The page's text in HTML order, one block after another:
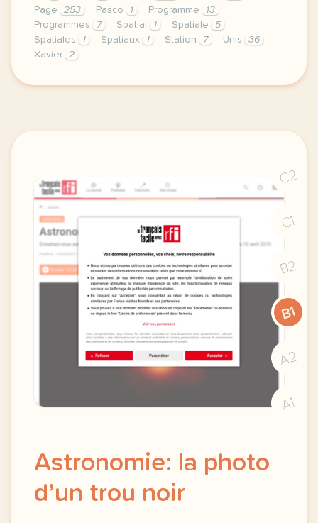
Page 253 Pasco 1 Programme
13
Programmes
7 Spatial 1 Spatiale
5
Spatiales
1 Spatiaux 1 Station 7 Unis
36
Xavier
2
le respect de votre vie privee est une priorite
C2
C1
B2
B1
A2
A1
Astronomie: la photo
d’un trou noir